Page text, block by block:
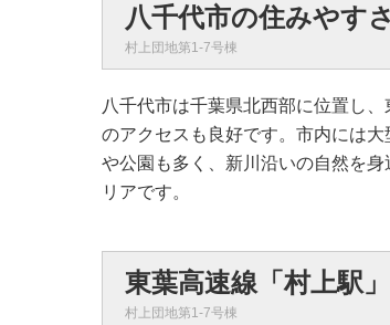
八千代市の住みやす
村上団地第1-7号棟
八千代市は千葉県北西部に位置し
のアクセスも良好です。市内には
や公園も多く、新川沿いの自然を
リアです。
東葉高速線「村上駅
村上団地第1-7号棟